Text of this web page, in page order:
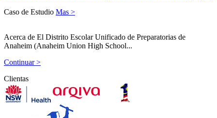
Caso de Estudio Mas >
Acerca de El Distrito Escolar Unificado de Preparatorias de
Anaheim (Anaheim Union High School...
Continuar >
Clientas